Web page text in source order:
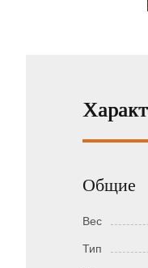
Общие
Вес
Тип